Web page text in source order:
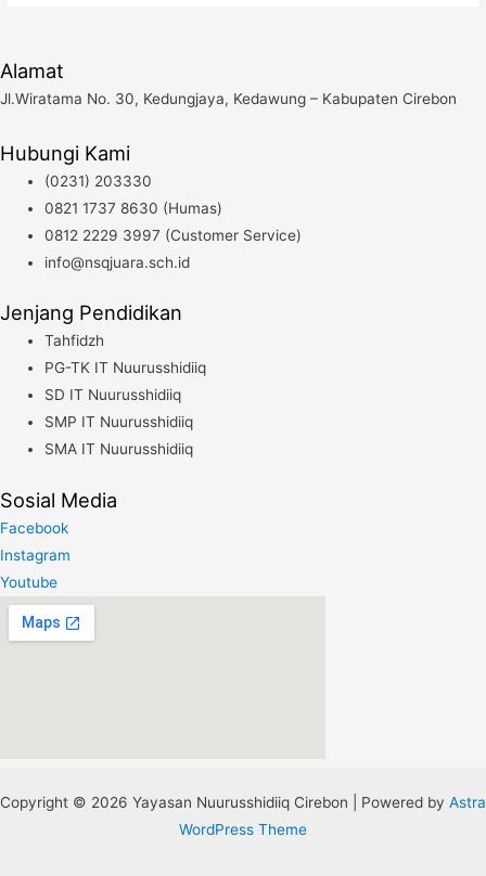
Alamat
Jl.Wiratama No. 30, Kedungjaya, Kedawung – Kabupaten Cirebon
Hubungi Kami
(0231) 203330
0821 1737 8630 (Humas)
0812 2229 3997 (Customer Service)
info@nsqjuara.sch.id
Jenjang Pendidikan
Tahfidzh
PG-TK IT Nuurusshidiiq
SD IT Nuurusshidiiq
SMP IT Nuurusshidiiq
SMA IT Nuurusshidiiq
Sosial Media
Facebook
Instagram
Youtube
Copyright © 2026 Yayasan Nuurusshidiiq Cirebon | Powered by Astra
WordPress Theme